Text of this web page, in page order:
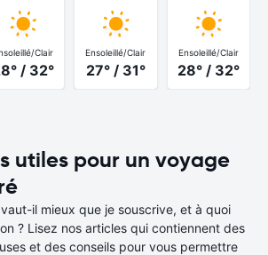
Clair
/ 32°
Ensoleillé/Clair
27° / 31°
Ensoleillé/Clair
28° / 32°
utiles pour un voyage
il mieux que je souscrive, et à quoi
? Lisez nos articles qui contiennent des
et des conseils pour vous permettre